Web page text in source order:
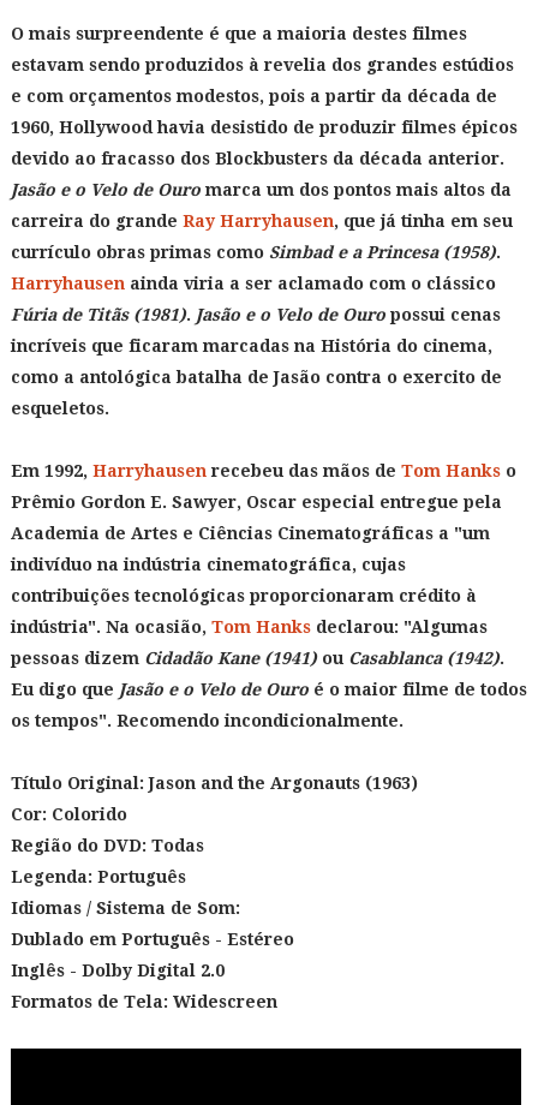
O mais surpreendente é que a maioria destes filmes
estavam sendo produzidos à revelia dos grandes estúdios
e com orçamentos modestos, pois a partir da década de
1960, Hollywood havia desistido de produzir filmes épicos
devido ao fracasso dos Blockbusters da década anterior.
Jasão e o Velo de Ouromarca um dos pontos mais altos da
carreira do grande Ray Harryhausen, que já tinha em seu
currículo obras primas como Simbad e a Princesa (1958).
Harryhausen ainda viria a ser aclamado com o clássico
Fúria de Titãs (1981). Jasão e o Velo de Ouropossui cenas
incríveis que ficaram marcadas na História do cinema,
como a antológica batalha de Jasão contra o exercito de
esqueletos.
Em 1992, Harryhausen recebeu das mãos de Tom Hankso
Prêmio Gordon E. Sawyer, Oscar especial entregue pela
Academia de Artes e Ciências Cinematográficas a "um
indivíduo na indústria cinematográfica, cujas
contribuições tecnológicas proporcionaram crédito à
indústria". Na ocasião, Tom Hanksdeclarou: "Algumas
pessoas dizem Cidadão Kane (1941)ou Casablanca (1942).
Eu digo que Jasão e o Velo de Ouroé o maior filme de todos
os tempos". Recomendo incondicionalmente.
Título Original: Jason and the Argonauts (1963)
Cor: Colorido
Região do DVD: Todas
Legenda: Português
Idiomas / Sistema de Som:
Dublado em Português- Estéreo
Inglês - Dolby Digital 2.0
Formatos de Tela: Widescreen